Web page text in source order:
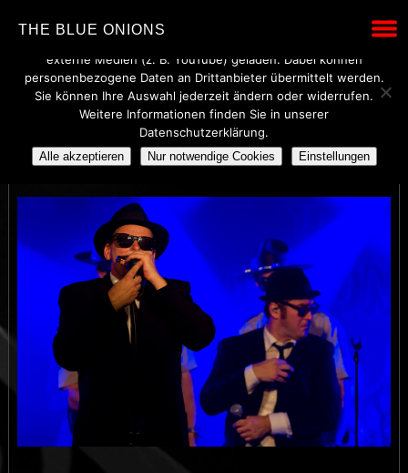
THE BLUE ONIONS
THE BLUE ONIONS
Wir verwenden technisch notwendige Cookies, um den Betrieb
dieser Website sicherzustellen. Mit Ihrer Einwilligung werden
externe Medien (z. B. YouTube) geladen. Dabei können
personenbezogene Daten an Drittanbieter übermittelt werden.
Sie können Ihre Auswahl jederzeit ändern oder widerrufen.
Weitere Informationen finden Sie in unserer
Datenschutzerklärung.
Alle akzeptieren Nur notwendige Cookies Einstellungen